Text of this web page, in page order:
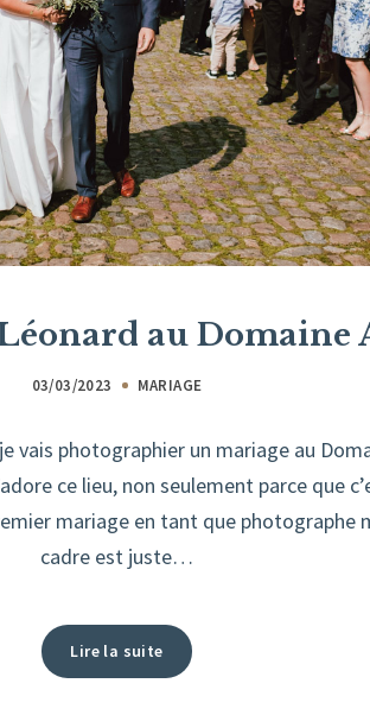
au Domaine
03/03/2023 MARIAGE
vais photographier un mariage au
ce lieu, non seulement parce que
mariage en tant que photographe
cadre est juste…
Lire la suite